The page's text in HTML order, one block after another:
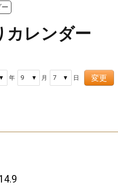
カレンダー
年 月 日 変更